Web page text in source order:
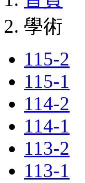
學術
115-2
115-1
114-2
114-1
113-2
113-1